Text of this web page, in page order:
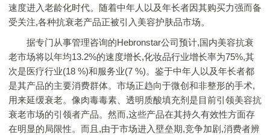
速度进入老龄化时代。随着中年人以及年长者因其购买力强而备
受关注,各种抗衰老产品正被引入美容护肤品市场。
据专门从事管理咨询的Hebronstar公司预计,国内美容抗衰
老市场将以年均13.2%的速度增长,化妆品行业增长率为75%,其
次是医疗行业(18 %)和服务业(7 %)。鉴于中年人以及年长者都
是其产品的主要消费群体。市场正趋向于微创和非整形的手术,
用来延缓衰老。像肉毒毒素、透明质酸填充剂是目前引领美容抗
衰老市场的引领者产品。然而,这些产品在其持久有效性方面存
在明显的局限性。而且,由于市场进入壁垒期,竞争加剧,消费者辨